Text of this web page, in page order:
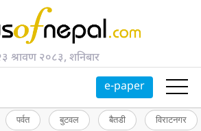
श्रावण २०८३, शनिबार
e-paper
पर्वत बुटवल बैतडी विराटनगर